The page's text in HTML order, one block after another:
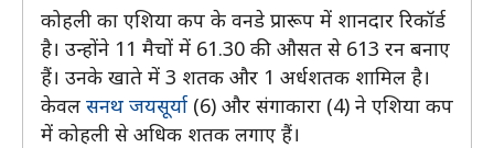
कोहली का एशिया कप के वनडे प्रारूप में शानदार रिकॉर्ड
है। उन्होंने 11 मैचों में 61.30 की औसत से 613 रन बनाए
हैं। उनके खाते में 3 शतक और 1 अर्धशतक शामिल है।
केवल सनथ जयसूर्या (6) और संगाकारा (4) ने एशिया कप
में कोहली से अधिक शतक लगाए हैं।